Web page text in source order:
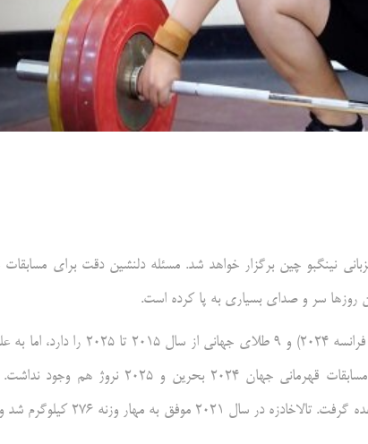
مسابقات جهانی وزنه‌برداری از ۵ تا ۱۷ آبان به میزبانی نینگبو چین برگزار خواهد شد. مسئله دلنشین دقت برای
روزها سر و صدای بسیاری به پا کرده است.
تالاخادزه در کارنامه خود ۳ نشان طلای المپیک (ریو ۲۰۱۶، توکیو ۲۰۲۱ و فرانسه ۲۰۲۴) و
دیدگی جدی که داشت از وجود در دنیای قهرمانی خداحافظی کرد و در مسابقات قهرمانی جهان ۲۰۲۴
خداحافظی از دنیای قهرمانی ریاست فدراسیون وزنه‌برداری گرجستان را برعهده گرفت.